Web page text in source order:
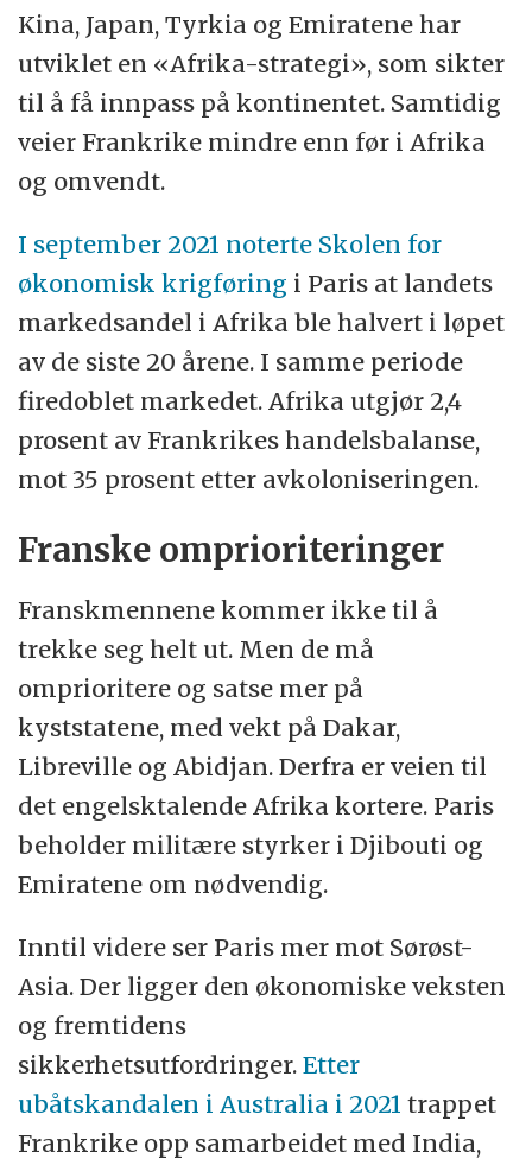
Kina, Japan, Tyrkia og Emiratene har
utviklet en «Afrika-strategi», som sikter
til å få innpass på kontinentet. Samtidig
veier Frankrike mindre enn før i Afrika
og omvendt.
I september 2021 noterte Skolen for
økonomisk krigføring i Paris at landets
markedsandel i Afrika ble halvert i løpet
av de siste 20 årene. I samme periode
firedoblet markedet. Afrika utgjør 2,4
prosent av Frankrikes handelsbalanse,
mot 35 prosent etter avkoloniseringen.
Franske omprioriteringer
Franskmennene kommer ikke til å
trekke seg helt ut. Men de må
omprioritere og satse mer på
kyststatene, med vekt på Dakar,
Libreville og Abidjan. Derfra er veien til
det engelsktalende Afrika kortere. Paris
beholder militære styrker i Djibouti og
Emiratene om nødvendig.
Inntil videre ser Paris mer mot Sørøst-
Asia. Der ligger den økonomiske veksten
og fremtidens
sikkerhetsutfordringer.Etter
ubåtskandalen i Australia i 2021 trappet
Frankrike opp samarbeidet med India,